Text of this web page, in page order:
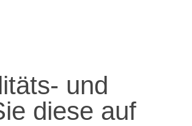
und
diese auf